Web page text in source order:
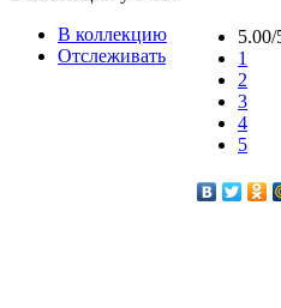
В коллекцию
Отслеживать
5.00/
1
2
3
4
5